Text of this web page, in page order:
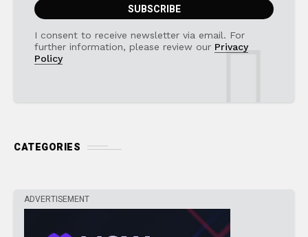
I consent to receive newsletter via email. For
further information, please review our Privacy
Policy
CATEGORIES
ADVERTISEMENT